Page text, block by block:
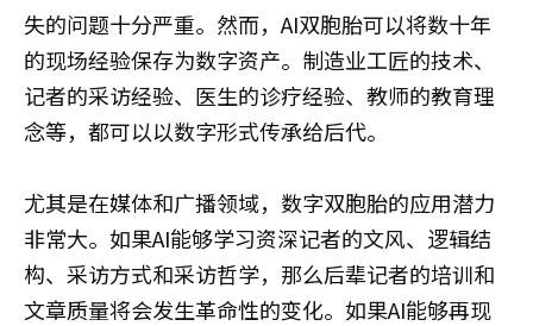
失的问题十分严重。然而，AI双胞胎可以将数十年
的现场经验保存为数字资产。制造业工匠的技术、
记者的采访经验、医生的诊疗经验、教师的教育理
念等，都可以以数字形式传承给后代。
尤其是在媒体和广播领域，数字双胞胎的应用潜力
非常大。如果AI能够学习资深记者的文风、逻辑结
构、采访方式和采访哲学，那么后辈记者的培训和
文章质量将会发生革命性的变化。如果AI能够再现